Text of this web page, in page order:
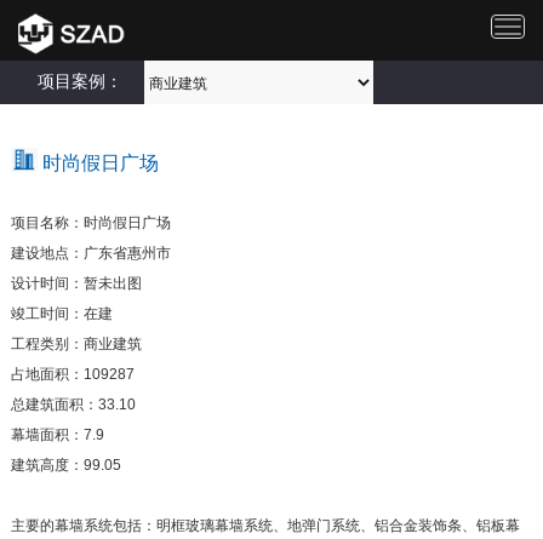
切
航
项目案例：
时尚假日广场
项目名称：时尚假日广场
建设地点：广东省惠州市
设计时间：暂未出图
竣工时间：在建
工程类别：商业建筑
占地面积：109287
总建筑面积：33.10
幕墙面积：7.9
建筑高度：99.05
主要的幕墙系统包括：明框玻璃幕墙系统、地弹门系统、铝合金装饰条、铝板幕